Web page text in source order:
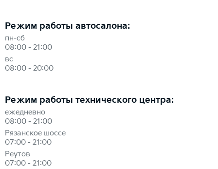
Режим работы автосалона:
пн-сб
08:00 - 21:00
вс
08:00 - 20:00
Режим работы технического центра:
ежедневно
08:00 - 21:00
Рязанское шоссе
07:00 - 21:00
Реутов
07:00 - 21:00